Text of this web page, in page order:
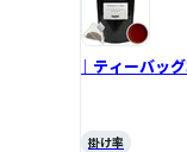
｜ ティーバッ
掛け率